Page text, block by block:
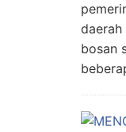
daerah
bosan